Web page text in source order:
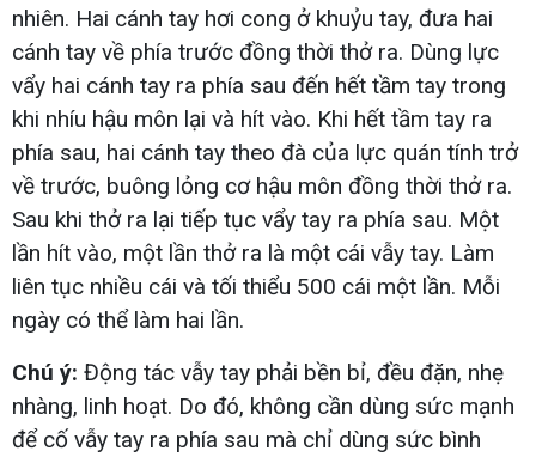
nhiên. Hai cánh tay hơi cong ở khuỷu tay, đưa hai
cánh tay về phía trước đồng thời thở ra. Dùng lực
vẩy hai cánh tay ra phía sau đến hết tầm tay trong
khi nhíu hậu môn lại và hít vào. Khi hết tầm tay ra
phía sau, hai cánh tay theo đà của lực quán tính trở
về trước, buông lỏng cơ hậu môn đồng thời thở ra.
Sau khi thở ra lại tiếp tục vẩy tay ra phía sau. Một
lần hít vào, một lần thở ra là một cái vẫy tay. Làm
liên tục nhiều cái và tối thiểu 500 cái một lần. Mỗi
ngày có thể làm hai lần.
Chú ý: Động tác vẫy tay phải bền bỉ, đều đặn, nhẹ
nhàng, linh hoạt. Do đó, không cần dùng sức mạnh
để cố vẫy tay ra phía sau mà chỉ dùng sức bình